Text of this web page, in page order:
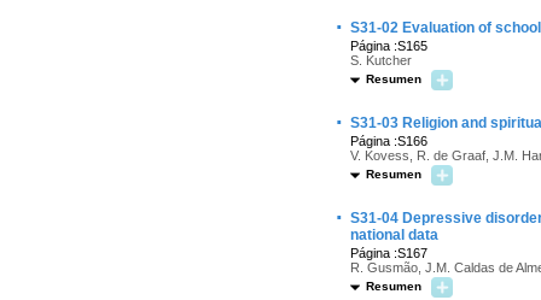
· S31-02 Evaluation of
Página :S165
S. Kutcher
Resumen
· S31-03 Religion and
Página :S166
V. Kovess, R. de Graaf, J.M.
Resumen
· S31-04 Depressive
national data
Página :S167
R. Gusmão, J.M. Caldas de
Resumen